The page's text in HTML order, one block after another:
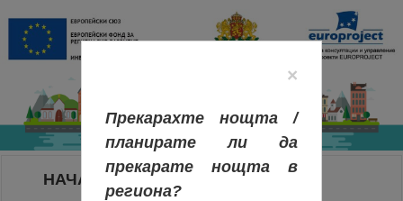
НАЧАЛО
×
Прекарахте нощта /
планирате ли да
прекарате нощта в
региона?